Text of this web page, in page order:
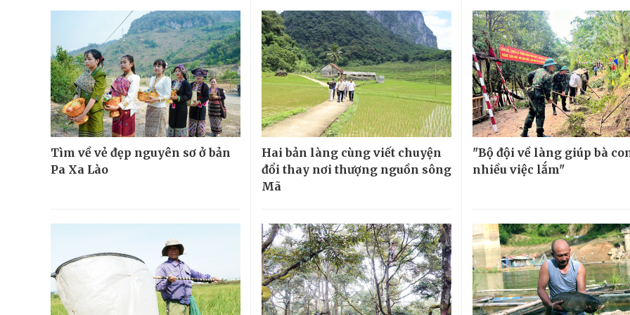
Tìm về vẻ đẹp nguyên sơ ở bản
Pa Xa Lào
Hai bản làng cùng viết chuyện
đổi thay nơi thượng nguồn sông
Mã
"Bộ đội về làng giúp bà
nhiều việc lắm"